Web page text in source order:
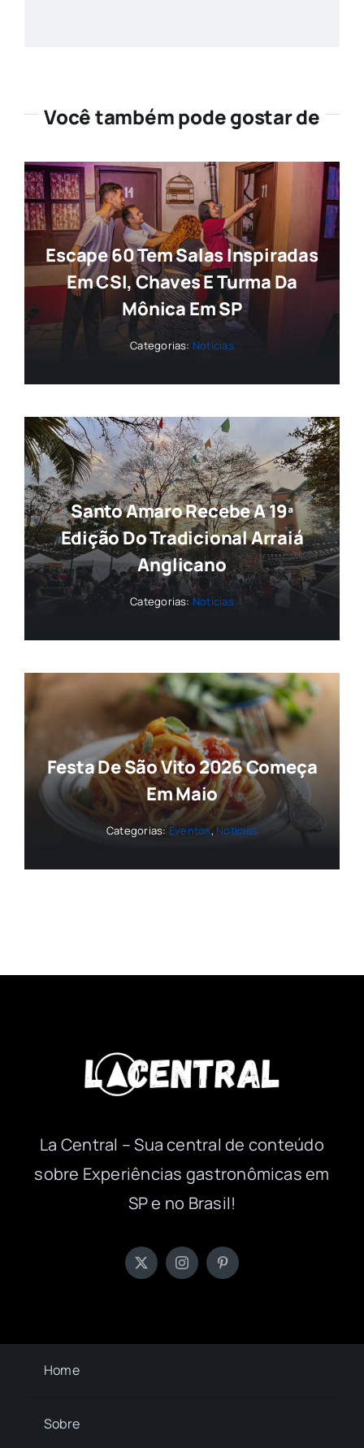
Você também pode gostar de
Escape 60 Tem Salas Inspiradas
Em CSI, Chaves E Turma Da
Mônica Em SP
Categorias: Notícias
Santo Amaro Recebe A 19ª
Edição Do Tradicional Arraiá
Anglicano
Categorias: Notícias
Festa De São Vito 2026 Começa
Em Maio
Categorias: Eventos,Notícias
La Central – Sua central de conteúdo
sobre Experiências gastronômicas em
SP e no Brasil!
Home
Sobre